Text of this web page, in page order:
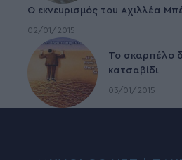
Ο εκνευρισμός του Αχιλλέα
02/01/2015
To σκαρπέλο
κατσαβίδι
03/01/2015